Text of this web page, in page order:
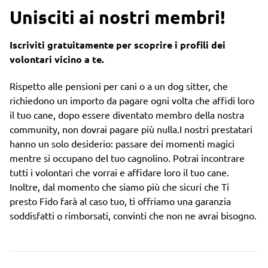
Unisciti ai nostri membri!
Iscriviti gratuitamente per scoprire i profili dei
volontari vicino a te.
Rispetto alle pensioni per cani o a un dog sitter, che
richiedono un importo da pagare ogni volta che affidi loro
il tuo cane, dopo essere diventato membro della nostra
community, non dovrai pagare più nulla.I nostri prestatari
hanno un solo desiderio: passare dei momenti magici
mentre si occupano del tuo cagnolino. Potrai incontrare
tutti i volontari che vorrai e affidare loro il tuo cane.
Inoltre, dal momento che siamo più che sicuri che Ti
presto Fido farà al caso tuo, ti offriamo una garanzia
soddisfatti o rimborsati, convinti che non ne avrai bisogno.